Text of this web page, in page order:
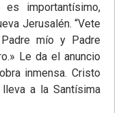
importantísimo,
Jerusalén. “Vete
mío y Padre
Le da el anuncio
inmensa. Cristo
a la Santísima